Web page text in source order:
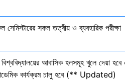
সকল তত্বীয় ও ব্যবহারিক পরীক্ষা
আবাসিক হলসমূহ খুলে দেয়া হবে
কার্যক্রম চালু হবে (** Updated)